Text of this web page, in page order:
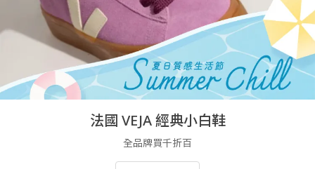
法國 VEJA 經典小白鞋
全品牌買千折百